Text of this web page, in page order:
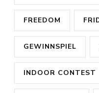
FREEDOM
GEWINNSPIEL
INDOOR CONTEST